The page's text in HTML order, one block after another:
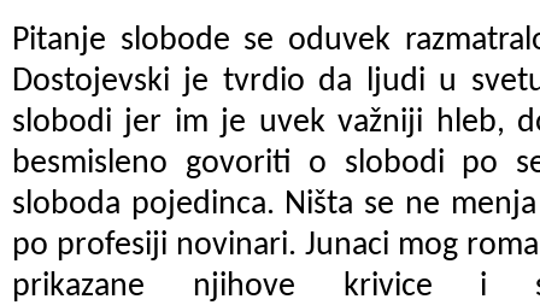
Pitanje slobode se oduvek
Dostojevski je tvrdio da ljudi u
slobodi jer im je uvek važniji hleb,
besmisleno govoriti o slobodi po
sloboda pojedinca. Ništa se ne
po profesiji novinari. Junaci mog
prikazane njihove krivice i